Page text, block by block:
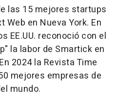
las 15 mejores startups
Web en Nueva York. En
EE.UU. reconoció con el
la labor de Smartick en
2024 la Revista Time
mejores empresas de
mundo.